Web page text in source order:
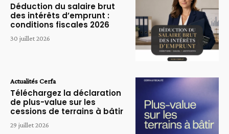
Déduction du salaire brut
des intérêts d’emprunt :
conditions fiscales 2026
30 juillet 2026
Actualités Cerfa
Téléchargez la déclaration
de plus-value sur les
cessions de terrains à bâtir
29 juillet 2026